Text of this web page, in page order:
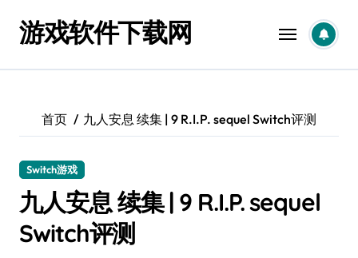
游戏软件下载网
首页 九人安息 续集 | 9 R.I.P. sequel Switch评测
Switch游戏
九人安息 续集 | 9 R.I.P. sequel
Switch评测